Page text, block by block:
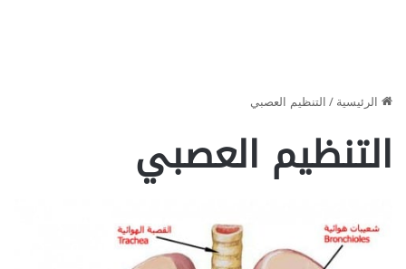
الرئيسية/التنظيم العصبي
التنظيم العصبي